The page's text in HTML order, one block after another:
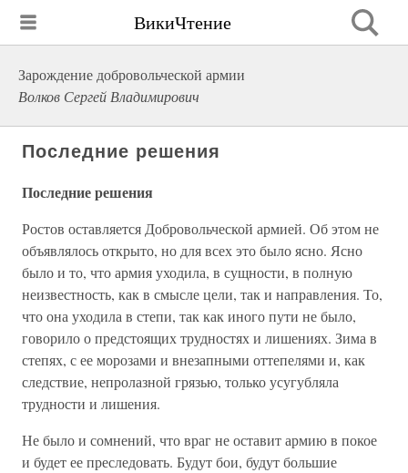
ВикиЧтение
Зарождение добровольческой армии
Волков Сергей Владимирович
Последние решения
Последние решения
Ростов оставляется Добровольческой армией. Об этом не
объявлялось открыто, но для всех это было ясно. Ясно
было и то, что армия уходила, в сущности, в полную
неизвестность, как в смысле цели, так и направления. То,
что она уходила в степи, так как иного пути не было,
говорило о предстоящих трудностях и лишениях. Зима в
степях, с ее морозами и внезапными оттепелями и, как
следствие, непролазной грязью, только усугубляла
трудности и лишения.
Не было и сомнений, что враг не оставит армию в покое
и будет ее преследовать. Будут бои, будут большие